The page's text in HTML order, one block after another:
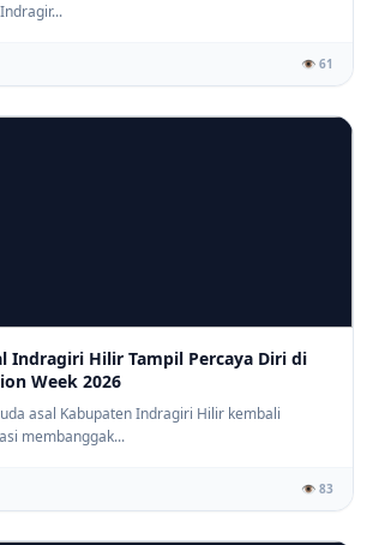
👁️ 61
Indragiri Hilir Tampil Percaya Diri di
Week 2026
asal Kabupaten Indragiri Hilir kembali
membanggak...
👁️ 83